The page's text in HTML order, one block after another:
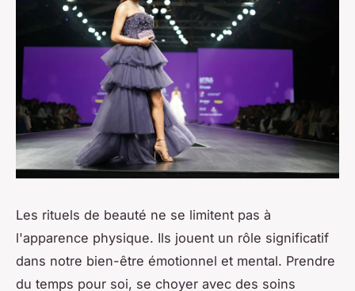
Les rituels de beauté ne se limitent pas à
l'apparence physique. Ils jouent un rôle significatif
dans notre bien-être émotionnel et mental. Prendre
du temps pour soi, se choyer avec des soins